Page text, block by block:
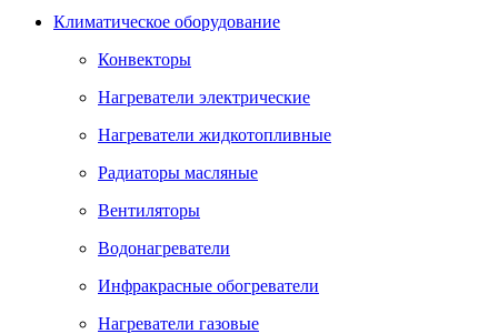
Климатическое оборудование
Конвекторы
Нагреватели электрические
Нагреватели жидкотопливные
Радиаторы масляные
Вентиляторы
Водонагреватели
Инфракрасные обогреватели
Нагреватели газовые